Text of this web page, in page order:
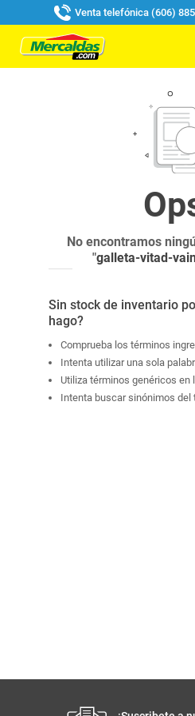
Venta telefónica (606)
No encontramos
"galleta-vitad-
Sin stock de inventario
hago?
Comprueba los términos
Intenta utilizar una sola
Utiliza términos genéricos en
Intenta buscar sinónimos del